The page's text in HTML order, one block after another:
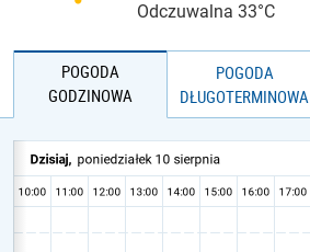
Odczuwalna 33°C
POGODA
GODZINOWA
POGODA
DŁUGOTERMINOWA